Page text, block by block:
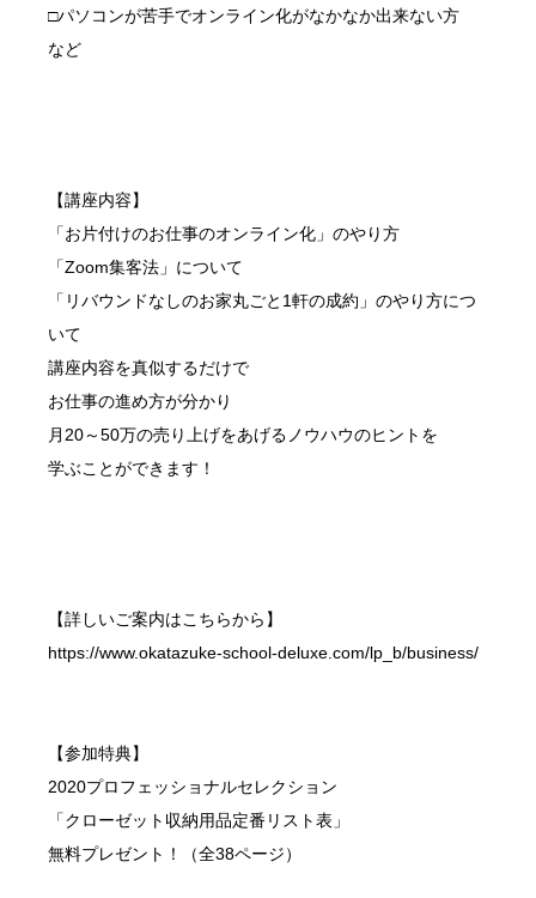
□パソコンが苦手でオンライン化がなかなか出来ない方
など
【講座内容】
「お片付けのお仕事のオンライン化」のやり方
「Zoom集客法」について
「リバウンドなしのお家丸ごと1軒の成約」のやり方につ
いて
講座内容を真似するだけで
お仕事の進め方が分かり
月20～50万の売り上げをあげるノウハウのヒントを
学ぶことができます！
【詳しいご案内はこちらから】
https://www.okatazuke-school-deluxe.com/lp_b/business/
【参加特典】
2020プロフェッショナルセレクション
「クローゼット収納用品定番リスト表」
無料プレゼント！（全38ページ）